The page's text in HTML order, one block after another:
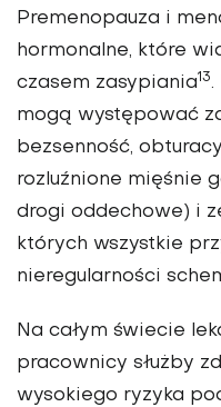
Premenopauza i
hormonalne, które
czasem zasypiania13.
mogą występować
bezsenność,
rozluźnione mięśnie
drogi oddechowe) i
których wszystkie
nieregularności
Na całym świecie
pracownicy służby
wysokiego ryzyka